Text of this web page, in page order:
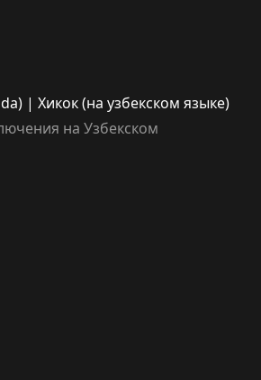
| Хикок (на узбекском языке)
на Узбекском